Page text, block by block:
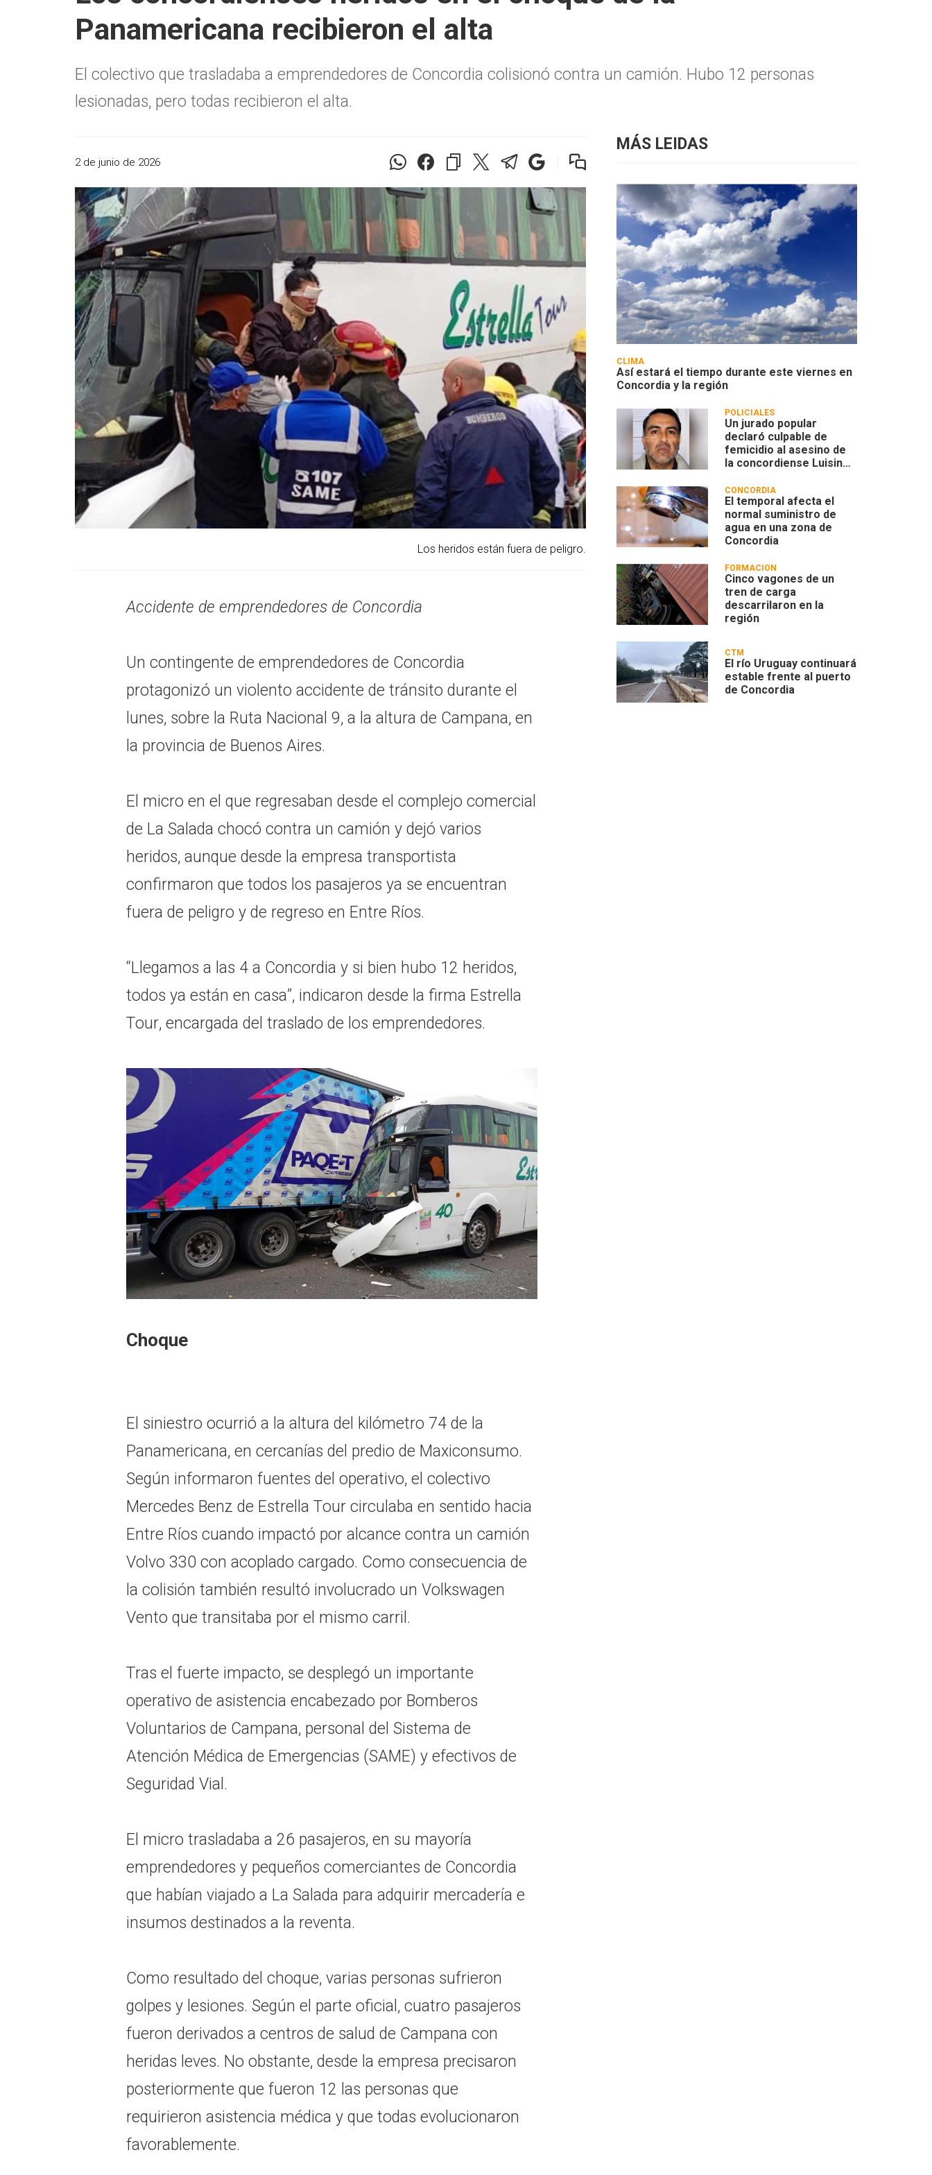
Panamericana recibieron el alta
El colectivo que trasladaba a emprendedores de Concordia colisionó contra un camión. Hubo 12 personas
lesionadas, pero todas recibieron el alta.
2 de junio de 2026
Los heridos están fuera de peligro.
Accidente de emprendedores de Concordia
Un contingente de emprendedores de Concordia
protagonizó un violento accidente de tránsito durante el
lunes, sobre la Ruta Nacional 9, a la altura de Campana, en
la provincia de Buenos Aires.
El micro en el que regresaban desde el complejo comercial
de La Salada chocó contra un camión y dejó varios
heridos, aunque desde la empresa transportista
confirmaron que todos los pasajeros ya se encuentran
fuera de peligro y de regreso en Entre Ríos.
“Llegamos a las 4 a Concordia y si bien hubo 12 heridos,
todos ya están en casa”, indicaron desde la firma Estrella
Tour, encargada del traslado de los emprendedores.
Choque
El siniestro ocurrió a la altura del kilómetro 74 de la
Panamericana, en cercanías del predio de Maxiconsumo.
Según informaron fuentes del operativo, el colectivo
Mercedes Benz de Estrella Tour circulaba en sentido hacia
Entre Ríos cuando impactó por alcance contra un camión
Volvo 330 con acoplado cargado. Como consecuencia de
la colisión también resultó involucrado un Volkswagen
Vento que transitaba por el mismo carril.
Tras el fuerte impacto, se desplegó un importante
operativo de asistencia encabezado por Bomberos
Voluntarios de Campana, personal del Sistema de
Atención Médica de Emergencias (SAME) y efectivos de
Seguridad Vial.
El micro trasladaba a 26 pasajeros, en su mayoría
emprendedores y pequeños comerciantes de Concordia
que habían viajado a La Salada para adquirir mercadería e
insumos destinados a la reventa.
Como resultado del choque, varias personas sufrieron
golpes y lesiones. Según el parte oficial, cuatro pasajeros
fueron derivados a centros de salud de Campana con
heridas leves. No obstante, desde la empresa precisaron
posteriormente que fueron 12 las personas que
requirieron asistencia médica y que todas evolucionaron
favorablemente.
MÁS LEIDAS
CLIMA
Así estará el tiempo durante este viernes en
Concordia y la región
POLICIALES
Un jurado popular
declaró culpable de
femicidio al asesino de
la concordiense Luisina
CONCORDIA
El temporal afecta el
normal suministro de
agua en una zona de
Concordia
FORMACIÓN
Cinco vagones de un
tren de carga
descarrilaron en la
región
CTM
El río Uruguay continuará
estable frente al puerto
de Concordia